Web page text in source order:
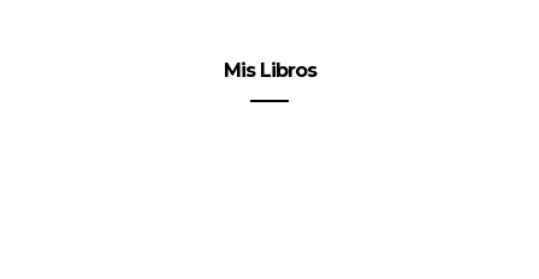
Mis Libros